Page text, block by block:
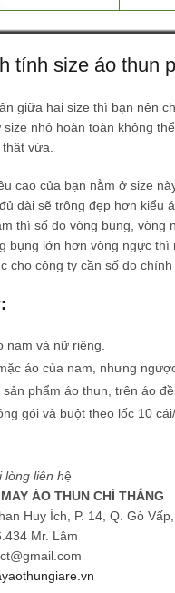
tính size áo thun
giữa hai size thì bạn nên
nhỏ hoàn toàn không
vừa.
cao của bạn nằm ở size
dài sẽ trông đẹp hơn kiểu
thì số đo vòng bụng, vòng
bụng lớn hơn vòng ngực
cho công ty cần số đo
nam và nữ riêng.
áo của nam, nhưng
phẩm áo thun, trên áo
gói và buột theo lốc 10
lòng liên hệ
ÁO THUN CHÍ THẮNG
Huy Ích, P. 14, Q. Gò
Mr. Lâm